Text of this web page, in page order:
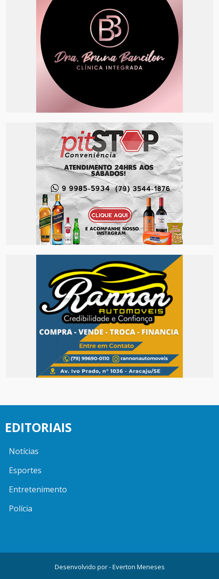
EDITORIAIS
Notícias
Esportes
Entretenimento
Polícia
Desenvolvido por -Everton Meneses